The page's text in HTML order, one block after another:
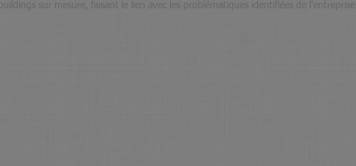
buildings sur mesure, faisant le lien avec les problématiques identifiées de l'entreprise